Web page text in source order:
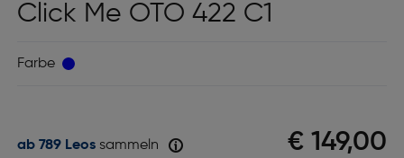
Click Me OTO 422 C1
Farbe
€ 149,00
ab 789 Leossammeln